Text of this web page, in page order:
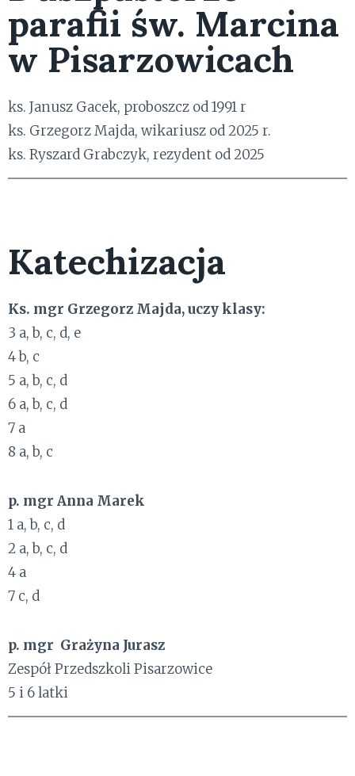
parafii św. Marcina
w Pisarzowicach
ks. Janusz Gacek, proboszcz od 1991 r
ks. Grzegorz Majda, wikariusz od 2025 r.
ks. Ryszard Grabczyk, rezydent od 2025
Katechizacja
Ks. mgr Grzegorz Majda, uczy klasy:
3 a, b, c, d, e
4 b, c
5 a, b, c, d
6 a, b, c, d
7 a
8 a, b, c
p. mgr Anna Marek
1 a, b, c, d
2 a, b, c, d
4 a
7 c, d
p. mgr Grażyna Jurasz
Zespół Przedszkoli Pisarzowice
5 i 6 latki